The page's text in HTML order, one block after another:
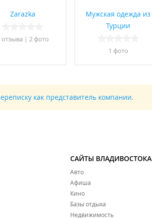
Zarazka
отзывa | 2 фото
Мужская одежда из
Турции
1 фото
как представитель компании.
САЙТЫ ВЛАДИВОСТОКА
Авто
Афиша
Кино
Базы отдыха
Недвижимость